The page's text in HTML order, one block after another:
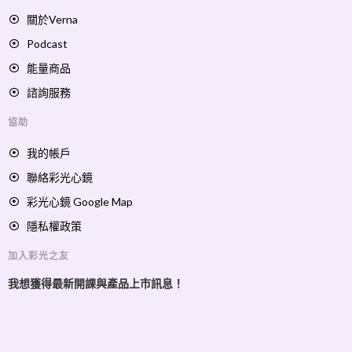
關於Verna
Podcast
能量商品
諮詢服務
協助
我的帳戶
聯絡彩光心鏡
彩光心鏡 Google Map
隱私權政策
加入彩光之友
我想獲得最新開課與產品上市訊息！